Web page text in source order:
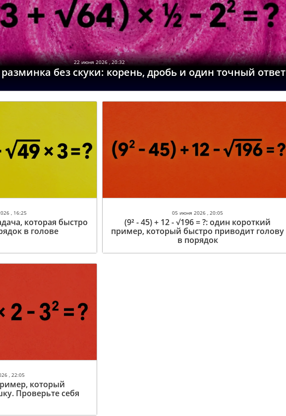
22 июня 2026 , 20:32
без скуки: корень, дробь и один точный ответ
, 16:25
которая быстро
в голове
05 июня 2026 , 20:05
(9² - 45) + 12 - √196 = ?: один короткий
пример, который быстро приводит голову
в порядок
, 22:05
который
Проверьте себя